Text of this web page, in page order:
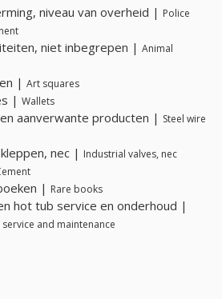
niveau van overheid | Police
niet inbegrepen | Animal
| Art squares
| Wallets
aanverwante producten | Steel wire
nec | Industrial valves, nec
| Rare books
hot tub service en onderhoud |
and maintenance